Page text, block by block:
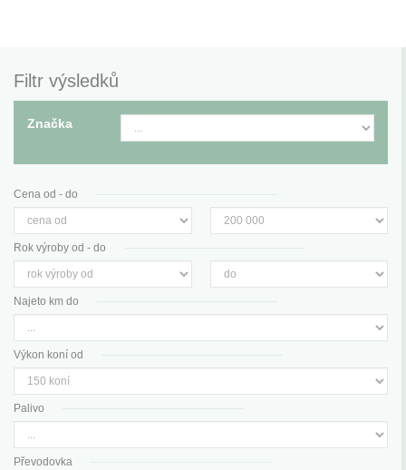
Filtr výsledků
Značka
Cena od - do
Rok výroby od - do
Najeto km do
Výkon koní od
Palivo
Převodovka